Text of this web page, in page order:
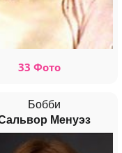
33 Фото
Бобби
Менуэз